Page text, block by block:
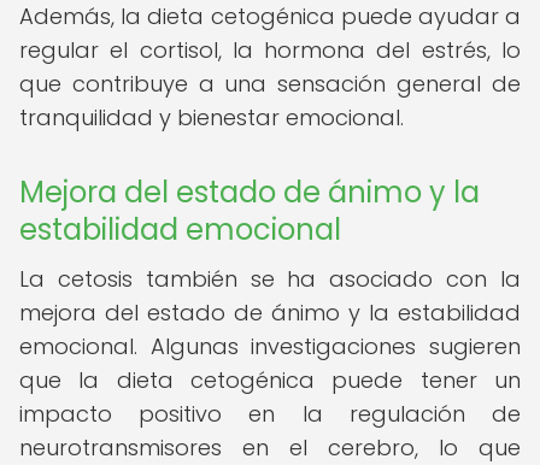
Además, la dieta cetogénica puede ayudar a
regular el cortisol, la hormona del estrés, lo
que contribuye a una sensación general de
tranquilidad y bienestar emocional.
Mejora del estado de ánimo y la
estabilidad emocional
La cetosis también se ha asociado con la
mejora del estado de ánimo y la estabilidad
emocional. Algunas investigaciones sugieren
que la dieta cetogénica puede tener un
impacto positivo en la regulación de
neurotransmisores en el cerebro, lo que